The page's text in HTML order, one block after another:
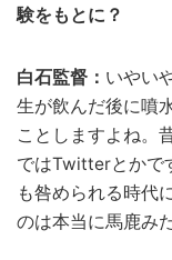
験をもとに？
白石監督： いやい
生が飲んだ後に噴
ことしますよね。
ではTwitterとかで
も咎められる時代
のは本当に馬鹿み